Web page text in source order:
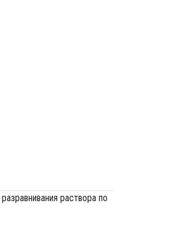
раствора по